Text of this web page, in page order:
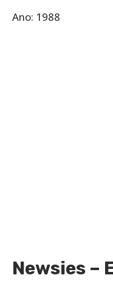
Ano: 1988
Newsies –